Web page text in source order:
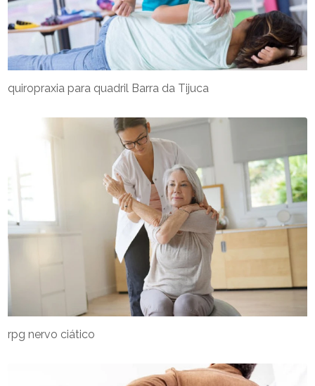
rpg nervo ciático
quiropraxia para quadril Barra da Tijuca